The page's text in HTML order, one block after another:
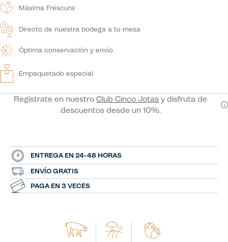
Máxima Frescura
Directo de nuestra bodega a tu mesa
Óptima conservación y envío
Empaquetado especial
Regístrate en nuestro Club Cinco Jotas y disfruta de
descuentos desde un 10%.
ENTREGA EN 24-48 HORAS
ENVÍO GRATIS
PAGA EN 3 VECES